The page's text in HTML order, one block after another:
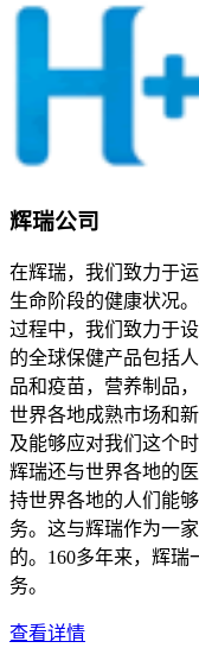
辉瑞公司
在辉瑞，我们致力于
生命阶段的健康状况
过程中，我们致力于
的全球保健产品包括
品和疫苗，营养制品
世界各地成熟市场和
及能够应对我们这个
辉瑞还与世界各地的
持世界各地的人们能
务。这与辉瑞作为一
的。160多年来，辉
务。
查看详情